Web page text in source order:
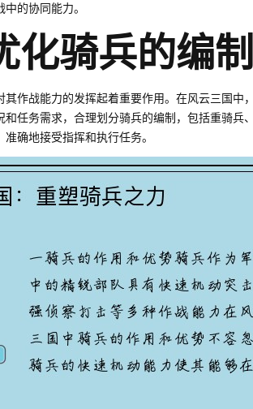
的协同能力。
化骑兵的编
其作战能力的发挥起着重要作用。在风云三国
和任务需求，合理划分骑兵的编制，包括重骑兵
确地接受指挥和执行任务。